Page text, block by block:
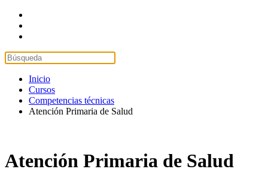
Inicio
Cursos
Competencias técnicas
Atención Primaria de Salud
Atención Primaria de Salud